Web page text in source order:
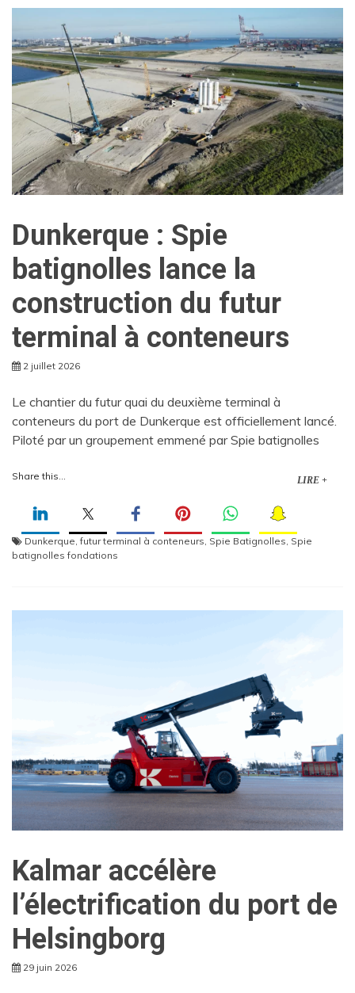
Dunkerque : Spie
batignolles lance la
construction du futur
terminal à conteneurs
2 juillet 2026
Le chantier du futur quai du deuxième terminal à
conteneurs du port de Dunkerque est officiellement lancé.
Piloté par un groupement emmené par Spie batignolles
Share this... LIRE +
Dunkerque ,futur terminal à conteneurs Spie Batignolles Spie
batignolles fondations
Kalmar accélère
l’électrification du port de
Helsingborg
29 juin 2026